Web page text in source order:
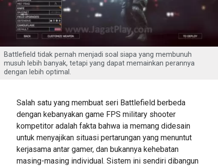
Battlefield tidak pernah menjadi soal siapa yang membunuh
musuh lebih banyak, tetapi yang dapat memainkan perannya
dengan lebih optimal.
Salah satu yang membuat seri Battlefield berbeda
dengan kebanyakan game FPS military shooter
kompetitor adalah fakta bahwa ia memang didesain
untuk menyajikan situasi pertarungan yang menuntut
kerjasama antar gamer, dan bukannya kehebatan
masing-masing individual. Sistem ini sendiri dibangun